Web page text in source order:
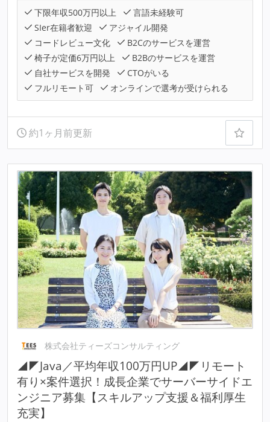
下限年収500万円以上
言語未経験可
SIer在籍者歓迎
アジャイル開発
コードレビュー文化
B2Cのサービスを運営
椅子が定価6万円以上
B2Bのサービスを運営
自社サービスを開発
CTOがいる
フルリモート可
オンラインで選考が受けられる
約1ヶ月前更新
株式会社ティーズコンサルティング
◢◤Java／平均年収100万円UP◢◤リモート
有り×案件選択！成長企業でサーバーサイドエ
ンジニア募集【スキルアップ支援＆福利厚生
充実】